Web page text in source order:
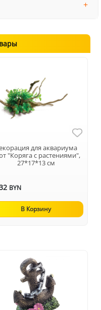
для аквариума
"Коряга с растениями",
27*17*13 cм
BYN
В Корзину